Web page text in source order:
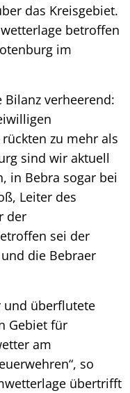
das Kreisgebiet.
betroffen
im
verheerend:
zu mehr als
sind wir aktuell
in Bebra sogar bei
Leiter des
der
sei der
die Bebraer
und überflutete
Gebiet für
am
so
übertrifft